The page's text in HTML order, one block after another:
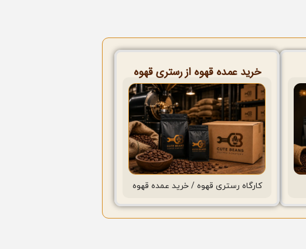
خرید عمده قهوه از رستری قهوه
کارگاه رستری قهوه / خرید عمده قهوه